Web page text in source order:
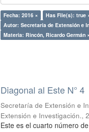
Fecha: 2016 × Has File(s): true
Autor: Secretaría de Extensión e
Materia: Rincón, Ricardo Germán ×
Diagonal al Este N° 4
Secretaría de Extensión e
Extensión e Investigación.,
Este es el cuarto número